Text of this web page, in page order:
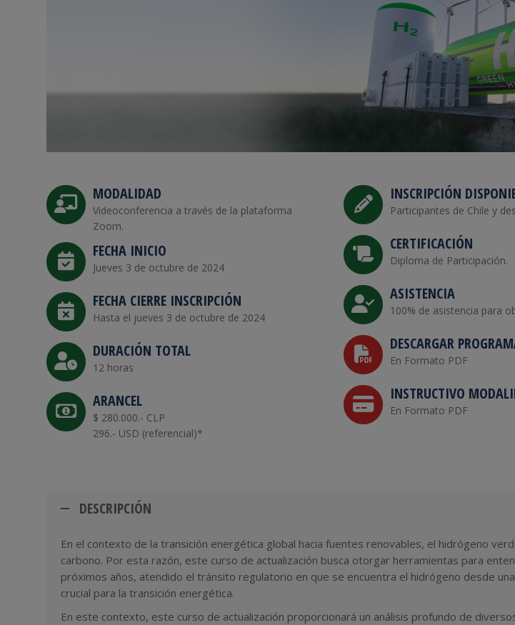
MODALIDAD
Videoconferencia a través de la plataforma
Zoom.
FECHA INICIO
Jueves 3 de octubre de 2024
FECHA CIERRE INSCRIPCIÓN
Hasta el jueves 3 de octubre de 2024
DURACIÓN TOTAL
12 horas
ARANCEL
$ 280.000.- CLP
296.- USD (referencial)*
INSCRIPCIÓN
Participantes de Chile y
CERTIFICACIÓN
Diploma de Participación.
ASISTENCIA
100% de asistencia para
DESCARGAR
En Formato PDF
INSTRUCTIVO
En Formato PDF
DESCRIPCIÓN
En el contexto de la transición energética global hacia fuentes renovables, el hidrógeno
carbono. Por esta razón, este curso de actualización busca otorgar herramientas para
próximos años, atendido el tránsito regulatorio en que se encuentra el hidrógeno desde
crucial para la transición energética.
En este contexto, este curso de actualización proporcionará un análisis profundo de